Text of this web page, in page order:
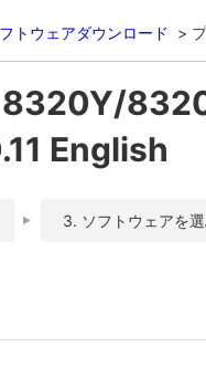
トウェアダウンロード
8320Y/
English
3. ソフトウェアを